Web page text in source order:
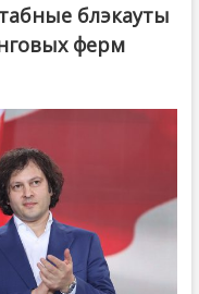
блэкауты
ферм